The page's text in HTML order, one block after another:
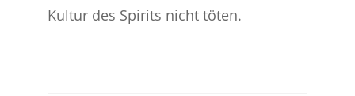
Kultur des Spirits nicht töten.